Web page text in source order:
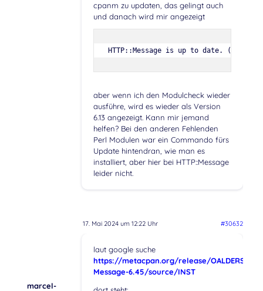
cpanm zu updaten, das gelingt auch
und danach wird mir angezeigt
HTTP::Message is up to date. (6.45)
aber wenn ich den Modulcheck wieder
ausführe, wird es wieder als Version
6.13 angezeigt. Kann mir jemand
helfen? Bei den anderen Fehlenden
Perl Modulen war ein Commando fürs
Update hintendran, wie man es
installiert, aber hier bei HTTP::Message
leider nicht.
17. Mai 2024 um 12:22 Uhr #30632
marcel-
laut google suche
https://metacpan.org/release/OALDERS/
Message-6.45/source/INST